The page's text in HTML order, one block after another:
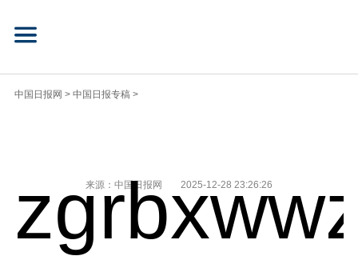
中国日报网 > 中国日报专稿 >
来源：中国日报网 2025-12-28 23:26:26